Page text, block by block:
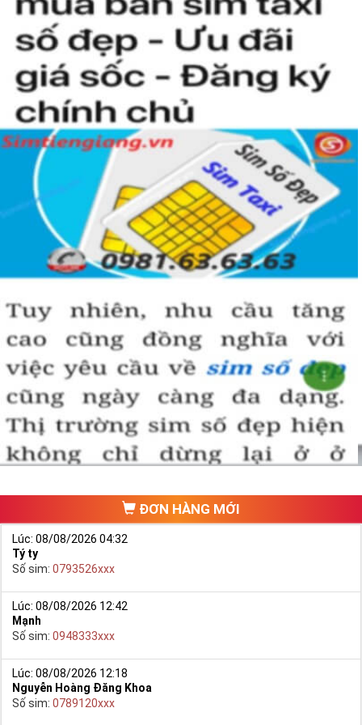
kiện để sở hữu một sim tứ quý 2 này, bởi vậy chỉ cần nhìn vào
người khác cũng sẽ biết được vị trí của bạn trong xã hội là như thế
nào rồi?
Hướng dẫn mua Sim Tứ Quý 2 tại
Simtiengiang.vn.
Sim Tiền Giang là đơn vị cung cấp
Tứ Quý, sim giá rẻ uy
tín chất lượng.
Chọn mua sim số đẹp thường mất nhiều thời gian ở khoản lựa số,
một số phải vừa đẹp, vừa tốt về phong thủy thì mới là sim hoàn
hảo. Vậy phải làm sao?
- Cách nhanh nhất để chọn mua được Sim Tứ Quý 2 là bạn vào
trang chủ của Sim Tiền Giang, chọn mục “
Sim giảm giá
“ ở ngay đầu
trang chủ. Đây là danh sách sim được đại lý giảm giá vì một số lý
Ngoài ra quý khách chưa ưng ý về Sim Tứ Quý 2 có cũng thể tham
khảo thêm Sim Vinaphone,Sim Gmobile, Sim Tứ Quý Giữa
ĐƠN HÀNG MỚI
Lúc: 08/08/2026 04:32
Tý ty
Số sim: 0793526xxx
Lúc: 08/08/2026 12:42
Mạnh
Số sim: 0948333xxx
Lúc: 08/08/2026 12:18
Nguyễn Hoàng Đăng Khoa
Số sim: 0789120xxx